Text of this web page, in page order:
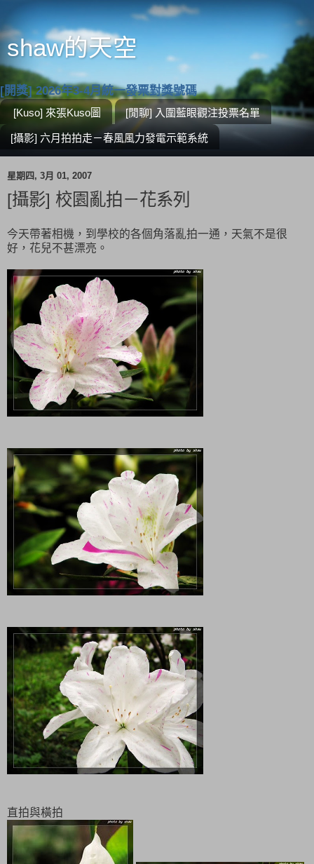
shaw的天空
[開獎] 2026年3-4月統一發票對獎號碼
[Kuso] 來張Kuso圖 [閒聊] 入圍藍眼觀注投票名單
[攝影] 六月拍拍走－春風風力發電示範系統
星期四, 3月 01, 2007
[攝影] 校園亂拍－花系列
今天帶著相機，到學校的各個角落亂拍一通，天氣不是很
好，花兒不甚漂亮。
直拍與橫拍